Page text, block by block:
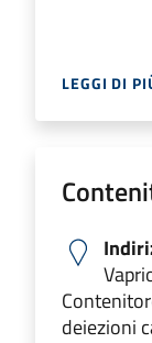
LEGGI DI
deiezioni